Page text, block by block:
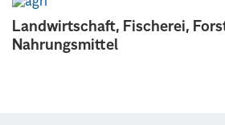
Landwirtschaft, Fischerei,
Nahrungsmittel